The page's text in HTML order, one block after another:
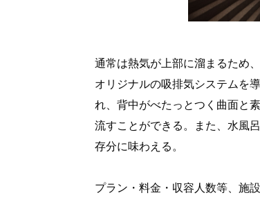
通常は熱気が上部に溜まるため
オリジナルの吸排気システムを
れ、背中がべたっとつく曲面と
流すことができる。また、水風
存分に味わえる。
プラン・料金・収容人数等、施